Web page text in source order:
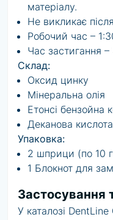
матеріалу.
Не викликає
Робочий час –
Час застигання –
Склад:
Оксид цинку
Мінеральна олія
Етонсі бензойна
Деканова кислота
Упаковка:
2 шприци (по 10
1 Блокнот для
Застосування
У каталозі